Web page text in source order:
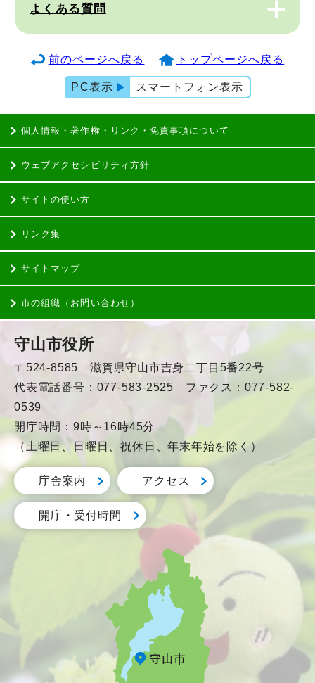
よくある質問
前のページへ戻る トップページへ戻る
PC表示 スマートフォン表示
個人情報・著作権・リンク・免責事項について
ウェブアクセシビリティ方針
サイトの使い方
リンク集
サイトマップ
市の組織（お問い合わせ）
守山市役所
〒524-8585 滋賀県守山市吉身二丁目5番22号
代表電話番号：077-583-2525 ファクス：077-582-
0539
開庁時間：9時～16時45分
（土曜日、日曜日、祝休日、年末年始を除く）
庁舎案内 アクセス
開庁・受付時間